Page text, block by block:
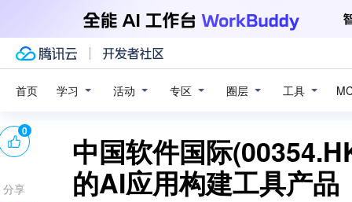
首页 学习 活动 专区 圈层 工具
中国软件国际
的AI应用构建工具产品
0
分享